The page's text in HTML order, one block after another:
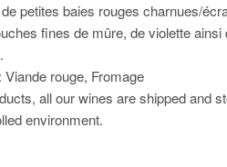
petites baies rouges charnues/
fines de mûre, de violette ainsi
rouge, Fromage
all our wines are shipped and
environment.